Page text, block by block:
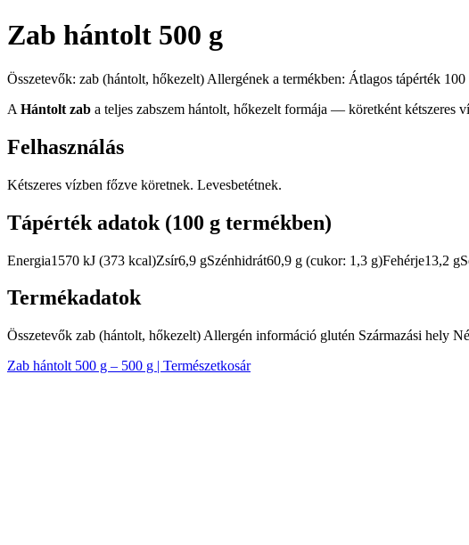
Zab hántolt 500 g
Összetevők: zab (hántolt, hőkezelt) Allergének a termékben: Átlagos tápérték 100
A Hántolt zab a teljes zabszem hántolt, hőkezelt formája — köretként kétszeres
Felhasználás
Kétszeres vízben főzve köretnek. Levesbetétnek.
Tápérték adatok (100 g termékben)
Energia1570 kJ (373 kcal)Zsír6,9 gSzénhidrát60,9 g (cukor: 1,3 g)Fehérje13,2
Termékadatok
Összetevők zab (hántolt, hőkezelt) Allergén információ glutén Származási hely
Zab hántolt 500 g – 500 g | Természetkosár